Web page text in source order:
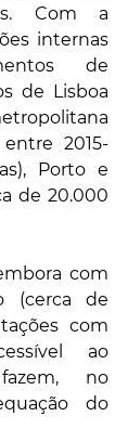
Com a
internas
de
de Lisboa
2015-
Porto e
de 20.000
com
(cerca de
com
ao
no
do